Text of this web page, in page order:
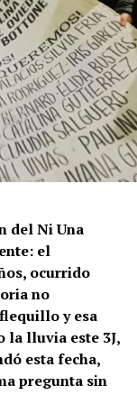
del Ni Una
el
ocurrido
no
y esa
la lluvia este 3J,
esta fecha,
pregunta sin